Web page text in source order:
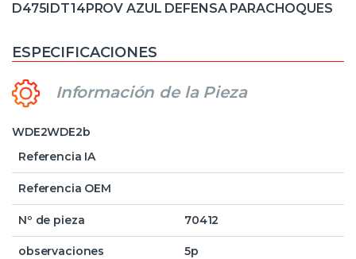
D475IDT14PROV AZUL DEFENSA PARACHOQUES
ESPECIFICACIONES
Información de la Pieza
WDE2WDE2b
Referencia IA
Referencia OEM
Nº de pieza 70412
observaciones 5p